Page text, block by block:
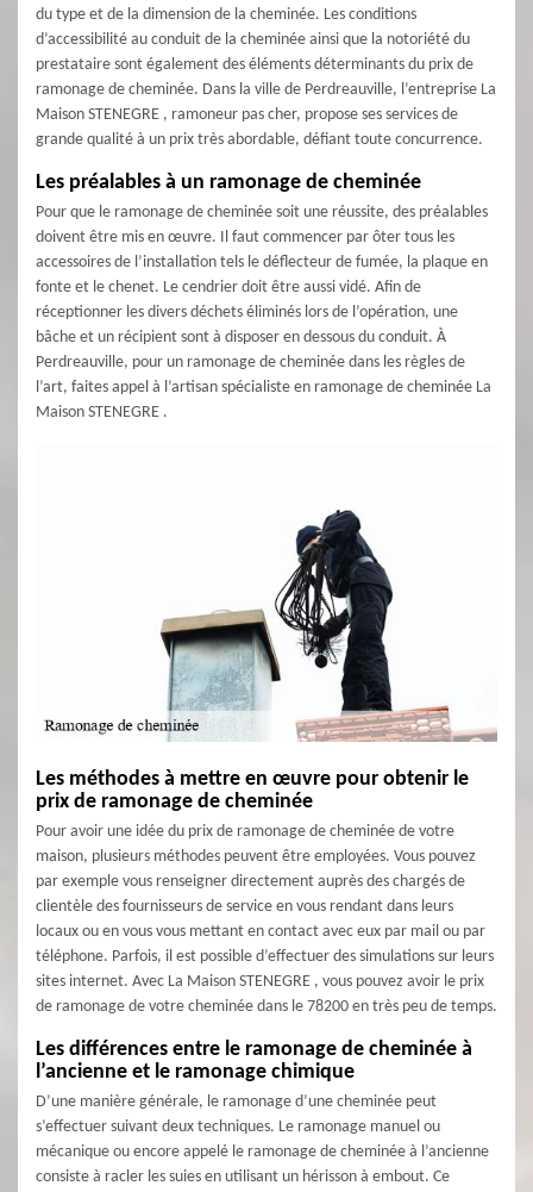
du type et de la dimension de la cheminée. Les conditions
d’accessibilité au conduit de la cheminée ainsi que la notoriété du
prestataire sont également des éléments déterminants du prix de
ramonage de cheminée. Dans la ville de Perdreauville, l’entreprise La
Maison STENEGRE , ramoneur pas cher, propose ses services de
grande qualité à un prix très abordable, défiant toute concurrence.
Les préalables à un ramonage de cheminée
Pour que le ramonage de cheminée soit une réussite, des préalables
doivent être mis en œuvre. Il faut commencer par ôter tous les
accessoires de l’installation tels le déflecteur de fumée, la plaque en
fonte et le chenet. Le cendrier doit être aussi vidé. Afin de
réceptionner les divers déchets éliminés lors de l’opération, une
bâche et un récipient sont à disposer en dessous du conduit. À
Perdreauville, pour un ramonage de cheminée dans les règles de
l’art, faites appel à l’artisan spécialiste en ramonage de cheminée La
Maison STENEGRE .
Les méthodes à mettre en œuvre pour obtenir le
prix de ramonage de cheminée
Pour avoir une idée du prix de ramonage de cheminée de votre
maison, plusieurs méthodes peuvent être employées. Vous pouvez
par exemple vous renseigner directement auprès des chargés de
clientèle des fournisseurs de service en vous rendant dans leurs
locaux ou en vous vous mettant en contact avec eux par mail ou par
téléphone. Parfois, il est possible d’effectuer des simulations sur leurs
sites internet. Avec La Maison STENEGRE , vous pouvez avoir le prix
de ramonage de votre cheminée dans le 78200 en très peu de temps.
Les différences entre le ramonage de cheminée à
l’ancienne et le ramonage chimique
D’une manière générale, le ramonage d’une cheminée peut
s’effectuer suivant deux techniques. Le ramonage manuel ou
mécanique ou encore appelé le ramonage de cheminée à l’ancienne
consiste à racler les suies en utilisant un hérisson à embout. Ce